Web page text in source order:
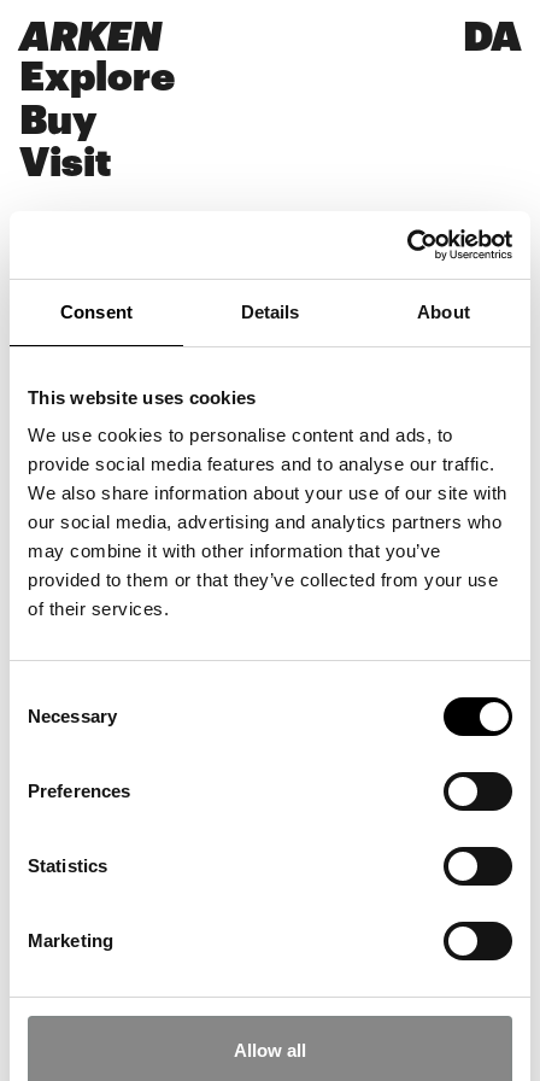
Consent Details About
This website uses cookies
We use cookies to personalise content and ads, to
provide social media features and to analyse our traffic.
We also share information about your use of our site with
our social media, advertising and analytics partners who
may combine it with other information that you’ve
provided to them or that they’ve collected from your use
of their services.
Selection
Necessary
Preferences
Statistics
Marketing
Allow all
ARKEN
DA
Explore
Buy
Visit
Laura Meulengracht
forhenværende udstillingsassistent på
ARKEN og kandidatstuderende i
kunsthistorie ved Københavns Universitet.
Hun har tidligere arbejdet med formidling,
kunst og kultur på blandt andet Statens
Museum for Kunst, Louisiana og den danske
ambassade i London.
Vi har på nuværrende tidspunkt ingen familieworkshops. Nye bliver
Facebook
Instagram
Subscribe to our newsletter